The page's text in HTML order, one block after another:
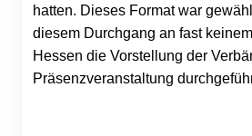
hatten. Dieses Format war
diesem Durchgang an fast
Hessen die Vorstellung der
Präsenzveranstaltung